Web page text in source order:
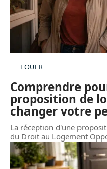
LOUER
Comprendre
proposition de
changer votre
La réception d'une
du Droit au Logement